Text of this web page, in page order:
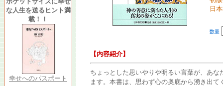
な人生を送るヒント満
載！！
幸せへのパスポート
日
数量
【内容紹介】
ちょっとした思いやりや明るい言葉が、あ
ます。本書は、思わず心の奥底から湧き出